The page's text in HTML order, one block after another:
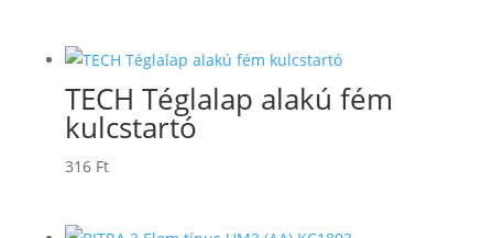
TECH Téglalap alakú fém
kulcstartó
316 Ft